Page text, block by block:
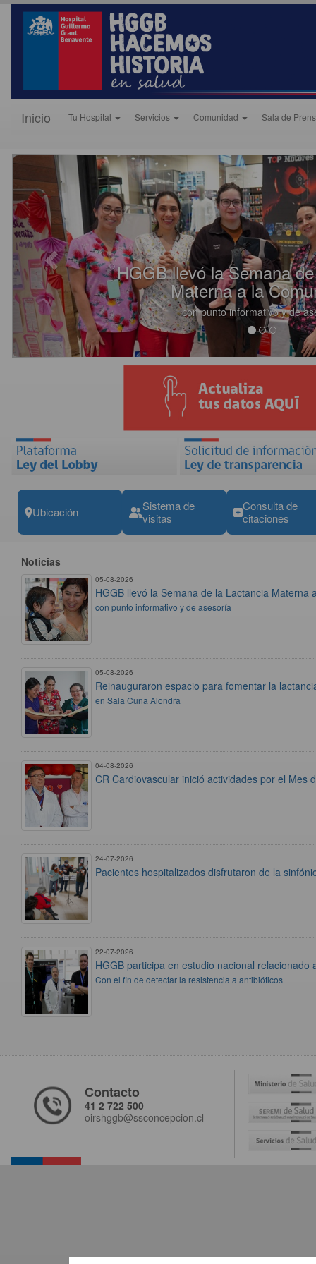
Inicio Tu Hospital Servicios Comunidad Sala de
HGGB llevó la Semana
Materna a la
con punto informativo y de
Ubicación
Sistema de
visitas
Consulta de
citaciones
Noticias
05-08-2026
HGGB llevó la Semana de la Lactancia Materna
con punto informativo y de asesoría
05-08-2026
Reinauguraron espacio para fomentar la
en Sala Cuna Alondra
04-08-2026
CR Cardiovascular inició actividades por el Mes
24-07-2026
Pacientes hospitalizados disfrutaron de la
22-07-2026
HGGB participa en estudio nacional relacionado
Con el fin de detectar la resistencia a antibióticos
Contacto
41 2 722 500
oirshggb@ssconcepcion.cl